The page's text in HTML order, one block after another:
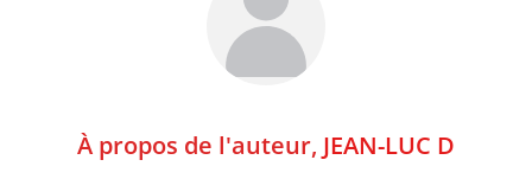
À propos de l'auteur, JEAN-LUC D